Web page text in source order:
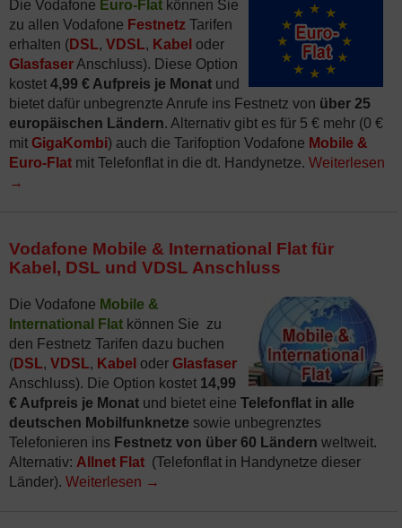
Die Vodafone Euro-Flat können Sie
zu allen Vodafone Festnetz Tarifen
erhalten (DSL, VDSL, Kabel oder
GlasfaserAnschluss). Diese Option
kostet 4,99 € Aufpreis je Monat und
bietet dafür unbegrenzte Anrufe ins Festnetz von über 25
europäischen Ländern. Alternativ gibt es für 5 € mehr (0 €
mit GigaKombi) auch die Tarifoption Vodafone Mobile &
Euro-Flat mit Telefonflat in die dt. Handynetze. Weiterlesen
→
Vodafone Mobile & International Flat für
Kabel, DSL und VDSL Anschluss
Die Vodafone Mobile &
International Flat können Sie zu
den Festnetz Tarifen dazu buchen
(DSL, VDSL, Kabel oder Glasfaser
Anschluss). Die Option kostet 14,99
€ Aufpreis je Monat und bietet eine Telefonflat in alle
deutschen Mobilfunknetze sowie unbegrenztes
Telefonieren ins Festnetz von über 60 Ländern weltweit.
Alternativ: Allnet Flat (Telefonflat in Handynetze dieser
Länder). Weiterlesen →